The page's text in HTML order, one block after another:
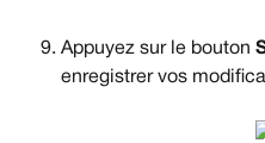
Appuyez sur le bouton
enregistrer vos